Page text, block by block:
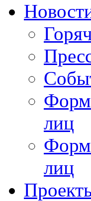
лиц
лиц